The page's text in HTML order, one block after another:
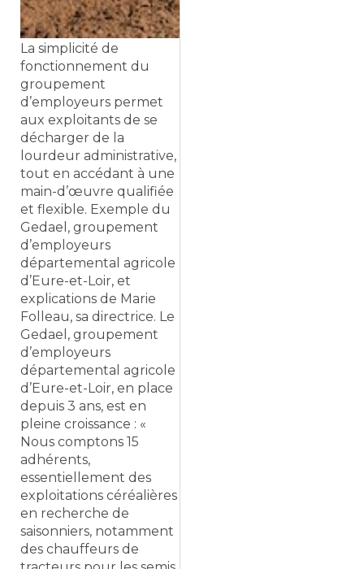
La simplicité de
fonctionnement du
groupement
d’employeurs permet
aux exploitants de se
décharger de la
lourdeur administrative,
tout en accédant à une
main-d’œuvre qualifiée
et flexible. Exemple du
Gedael, groupement
d’employeurs
départemental agricole
d’Eure-et-Loir, et
explications de Marie
Folleau, sa directrice. Le
Gedael, groupement
d’employeurs
départemental agricole
d’Eure-et-Loir, en place
depuis 3 ans, est en
pleine croissance : «
Nous comptons 15
adhérents,
essentiellement des
exploitations céréalières
en recherche de
saisonniers, notamment
des chauffeurs de